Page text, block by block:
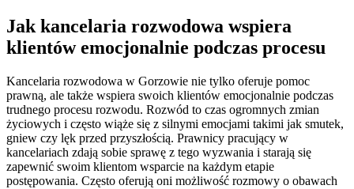
Jak kancelaria rozwodowa wspiera
klientów emocjonalnie podczas procesu
Kancelaria rozwodowa w Gorzowie nie tylko oferuje pomoc
prawną, ale także wspiera swoich klientów emocjonalnie podczas
trudnego procesu rozwodu. Rozwód to czas ogromnych zmian
życiowych i często wiąże się z silnymi emocjami takimi jak smutek,
gniew czy lęk przed przyszłością. Prawnicy pracujący w
kancelariach zdają sobie sprawę z tego wyzwania i starają się
zapewnić swoim klientom wsparcie na każdym etapie
postępowania. Często oferują oni możliwość rozmowy o obawach